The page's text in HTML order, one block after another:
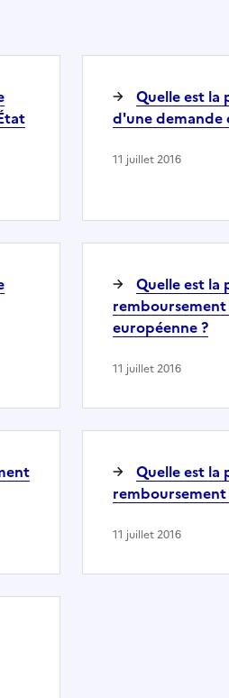
Quelle est
d'une demande
11 juillet 2016
Quelle est
européenne ?
11 juillet 2016
Quelle est
11 juillet 2016